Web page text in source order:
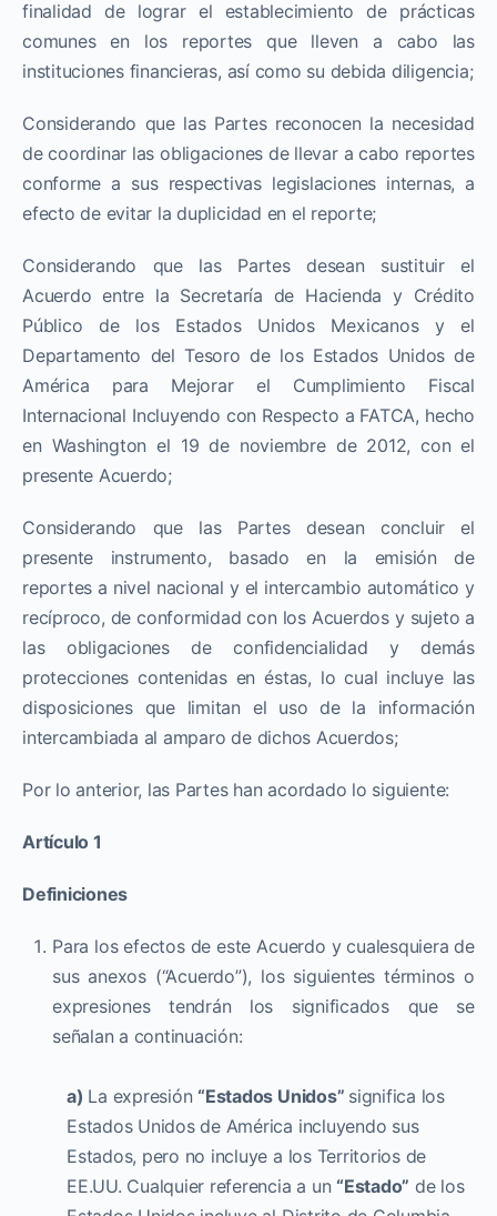
finalidad de lograr el establecimiento de prácticas
comunes en los reportes que lleven a cabo las
instituciones financieras, así como su debida diligencia;
Considerando que las Partes reconocen la necesidad
de coordinar las obligaciones de llevar a cabo reportes
conforme a sus respectivas legislaciones internas, a
efecto de evitar la duplicidad en el reporte;
Considerando que las Partes desean sustituir el
Acuerdo entre la Secretaría de Hacienda y Crédito
Público de los Estados Unidos Mexicanos y el
Departamento del Tesoro de los Estados Unidos de
América para Mejorar el Cumplimiento Fiscal
Internacional Incluyendo con Respecto a FATCA, hecho
en Washington el 19 de noviembre de 2012, con el
presente Acuerdo;
Considerando que las Partes desean concluir el
presente instrumento, basado en la emisión de
reportes a nivel nacional y el intercambio automático y
recíproco, de conformidad con los Acuerdos y sujeto a
las obligaciones de confidencialidad y demás
protecciones contenidas en éstas, lo cual incluye las
disposiciones que limitan el uso de la información
intercambiada al amparo de dichos Acuerdos;
Por lo anterior, las Partes han acordado lo siguiente:
Artículo 1
Definiciones
Para los efectos de este Acuerdo y cualesquiera de
sus anexos (“Acuerdo”), los siguientes términos o
expresiones tendrán los significados que se
señalan a continuación:
a) La expresión “Estados Unidos” significa los
Estados Unidos de América incluyendo sus
Estados, pero no incluye a los Territorios de
EE.UU. Cualquier referencia a un “Estado” de los